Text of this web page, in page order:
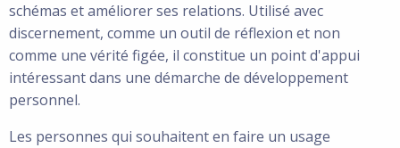
schémas et améliorer ses relations. Utilisé avec
discernement, comme un outil de réflexion et non
comme une vérité figée, il constitue un point d'appui
intéressant dans une démarche de développement
personnel.
Les personnes qui souhaitent en faire un usage